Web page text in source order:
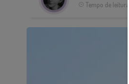
Tempo de leitura: